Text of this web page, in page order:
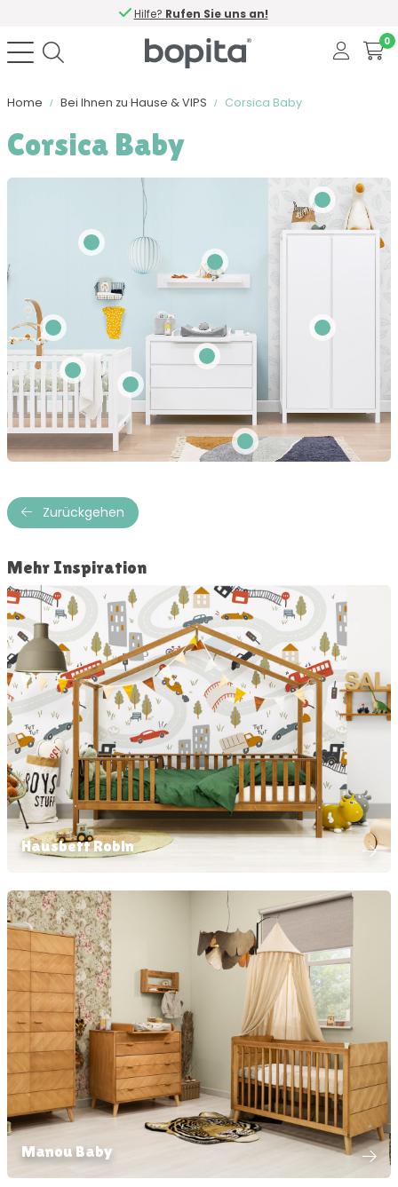
Hilfe? Rufen Sie uns an!
0
Home Bei Ihnen zu Hause & VIPS Corsica Baby
Corsica Baby
Zurückgehen
Mehr Inspiration
Hausbett Robin
Manou Baby